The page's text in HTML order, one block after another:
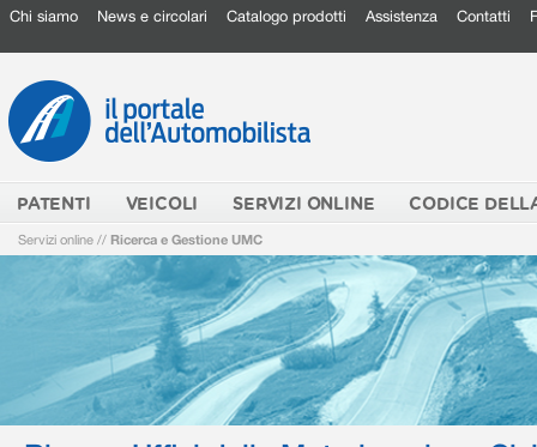
Chi siamo News e circolari Catalogo prodotti Assistenza Contatti
PATENTI VEICOLI SERVIZI ONLINE CODICE
Servizi online // Ricerca e Gestione UMC